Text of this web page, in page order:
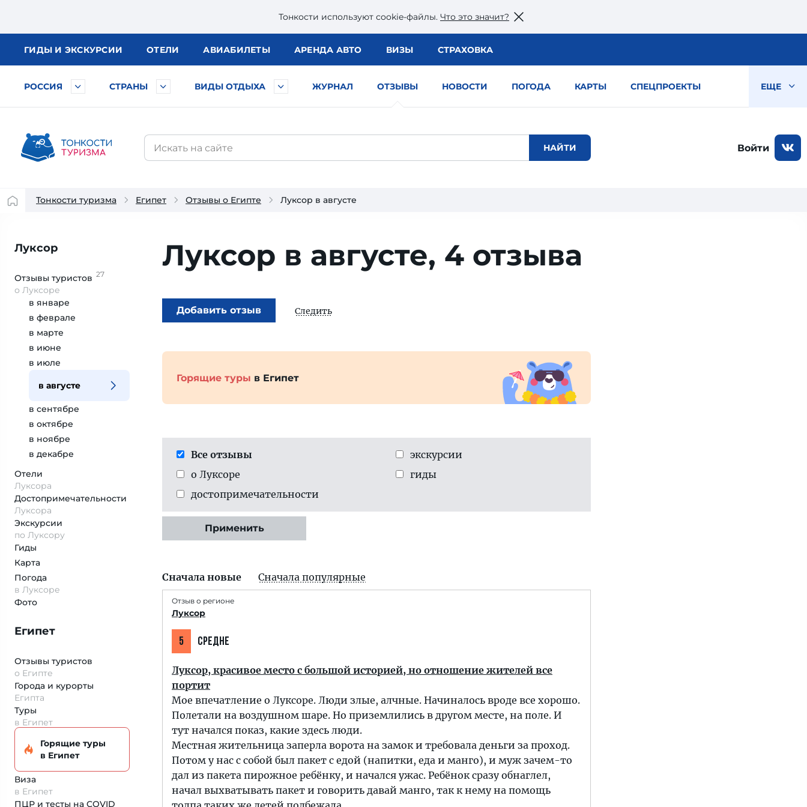
Тонкости используют сookie-файлы. Что это значит?
ГИДЫ И ЭКСКУРСИИ ОТЕЛИ АВИАБИЛЕТЫ АРЕНДА АВТО ВИЗЫ СТРАХОВКА
РОССИЯ СТРАНЫ ВИДЫ ОТДЫХА ЖУРНАЛ ОТЗЫВЫ НОВОСТИ ПОГОДА КАРТЫ СПЕЦПРОЕКТЫ ЕЩЕ
Войти
Тонкости туризма Египет Отзывы о Египте Луксор в августе
Луксор
Отзывы туристов 27
о Луксоре
в январе
в феврале
в марте
в июне
в июле
в августе
в сентябре
в октябре
в ноябре
в декабре
Отели
Луксора
Достопримеча­тельности
Луксора
Экскурсии
по Луксору
Гиды
Карта
Погода
в Луксоре
Фото
Египет
Отзывы туристов
о Египте
Города и курорты
Египта
Туры
в Египет
Горящие туры
в Египет
Виза
в Египет
ПЦР и тесты на COVID
Луксор в августе, 4 отзыва
Добавить отзыв Следить
Горящие туры в Египет
Все отзывы
о Луксоре
достопримеча­тельности
экскурсии
гиды
Применить
Сначала новые Сначала популярные
Отзыв о регионе
Луксор
5 СРЕДНЕ
Луксор, красивое место с большой историей, но отношение жителей все
портит
Мое впечатление о Луксоре. Люди злые, алчные. Начиналось вроде все хорошо.
Полетали на воздушном шаре. Но приземлились в другом месте, на поле. И
тут начался показ, какие здесь люди.
Местная жительница заперла ворота на замок и требовала деньги за проход.
Потом у нас с собой был пакет с едой (напитки, еда и манго), и муж зачем-то
дал из пакета пирожное ребёнку, и начался ужас. Ребёнок сразу обнаглел,
начал выхватывать пакет и говорить давай манго, так к нему на помощь